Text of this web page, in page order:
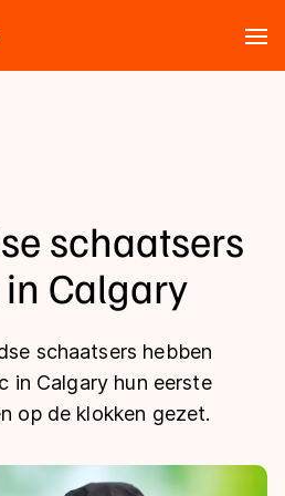
schaatsers
Calgary
schaatsers hebben
in Calgary hun eerste
op de klokken gezet.